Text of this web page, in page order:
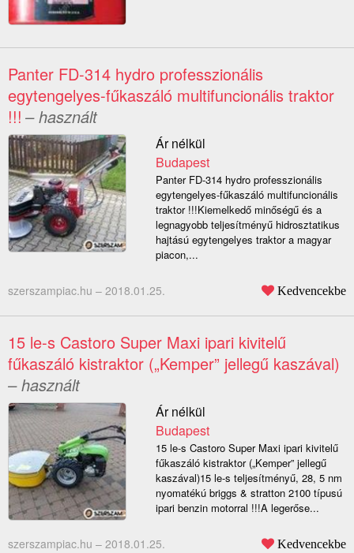
Panter FD-314 hydro professzionális
egytengelyes-fűkaszáló multifuncionális traktor
!!! – használt
Ár nélkül
Budapest
Panter FD-314 hydro professzionális
egytengelyes-fűkaszáló multifuncionális
traktor !!!Kiemelkedő minőségű és a
legnagyobb teljesítményű hidrosztatikus
hajtású egytengelyes traktor a magyar
piacon,...
szerszampiac.hu – 2018.01.25. Kedvencekbe
15 le-s Castoro Super Maxi ipari kivitelű
fűkaszáló kistraktor („Kemper” jellegű kaszával)
– használt
Ár nélkül
Budapest
15 le-s Castoro Super Maxi ipari kivitelű
fűkaszáló kistraktor („Kemper” jellegű
kaszával)15 le-s teljesítményű, 28, 5 nm
nyomatékú briggs & stratton 2100 típusú
ipari benzin motorral !!!A legerőse...
szerszampiac.hu – 2018.01.25. Kedvencekbe